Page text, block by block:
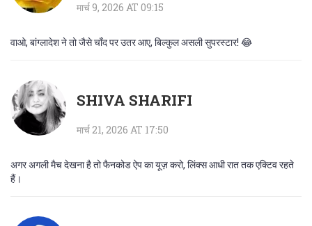
मार्च 9, 2026 AT 09:15
वाओ, बांग्लादेश ने तो जैसे चाँद पर उतर आए, बिल्कुल असली सुपरस्टार! 😂
SHIVA SHARIFI
मार्च 21, 2026 AT 17:50
अगर अगली मैच देखना है तो फैनकोड ऐप का यूज़ करो, लिंक्स आधी रात तक एक्टिव रहते
हैं।